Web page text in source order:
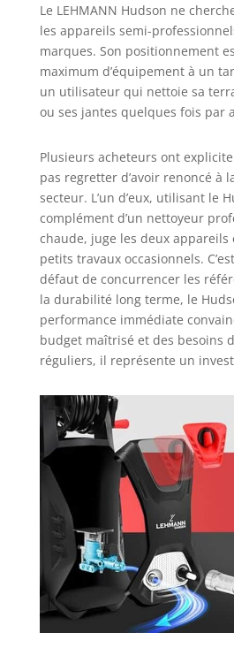
Le LEHMANN Hudson ne
les appareils semi-
marques. Son positionnement
maximum d’équipement à un
un utilisateur qui nettoie sa
ou ses jantes quelques fois par
Plusieurs acheteurs ont
pas regretter d’avoir renoncé à
secteur. L’un d’eux, utilisant le
complément d’un nettoyeur
chaude, juge les deux appareils
petits travaux occasionnels.
défaut de concurrencer les
la durabilité long terme, le
performance immédiate
budget maîtrisé et des besoins
réguliers, il représente un